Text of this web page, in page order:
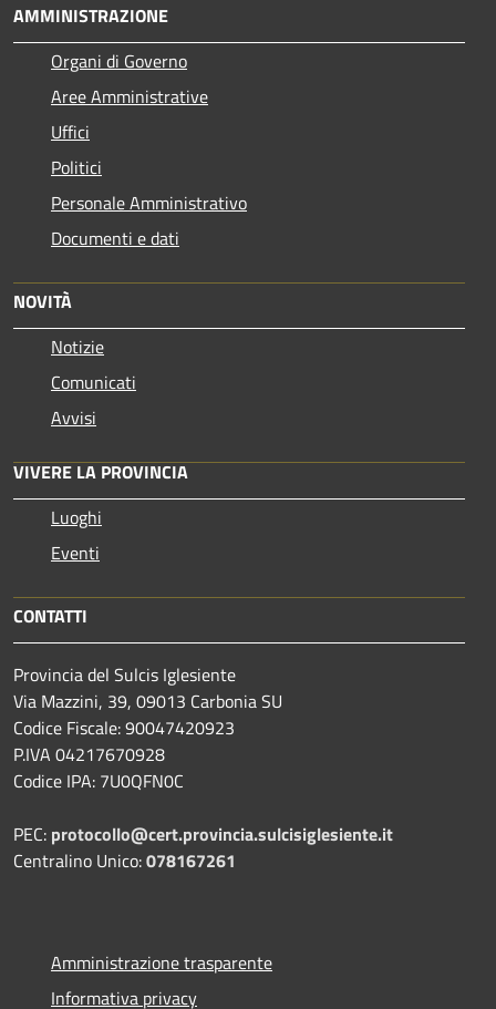
AMMINISTRAZIONE
Organi di Governo
Aree Amministrative
Uffici
Politici
Personale Amministrativo
Documenti e dati
NOVITÀ
Notizie
Comunicati
Avvisi
VIVERE LA PROVINCIA
Luoghi
Eventi
CONTATTI
Provincia del Sulcis Iglesiente
Via Mazzini, 39, 09013 Carbonia SU
Codice Fiscale: 90047420923
P.IVA 04217670928
Codice IPA: 7U0QFN0C
PEC: protocollo@cert.provincia.sulcisiglesiente.it
Centralino Unico:078167261
Amministrazione trasparente
Informativa privacy